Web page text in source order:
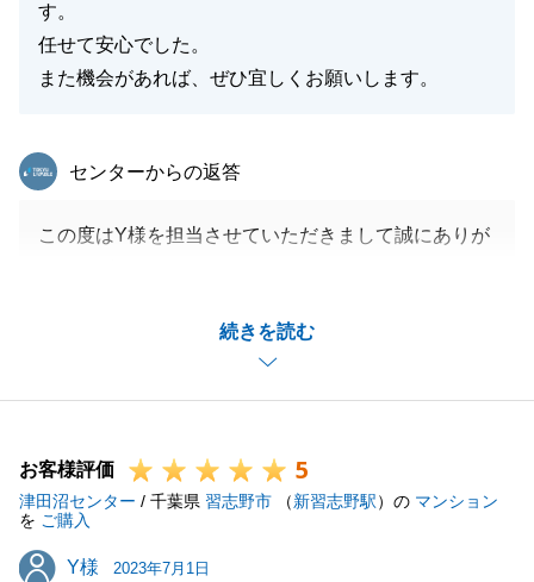
す。
任せて安心でした。
また機会があれば、ぜひ宜しくお願いします。
続きを読む
東急リバブル
センターからの返答
この度はY様を担当させていただきまして誠にありが
てほっとしております。
2度目のお取引と言う事でまたご購入やご売却の機会
がございましたら対応させて頂きますのでお気軽にご
今後とも宜しくお願い致します。
お客様評価 5
津田沼センター / 千葉県 習志野市 （新習志野駅）の マンション
を ご購入
Y様
Y様 2023年7月1日